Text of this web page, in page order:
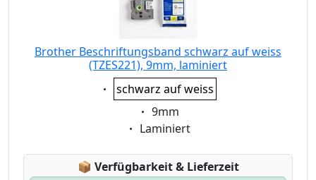
Brother Beschriftungsband schwarz auf weiss
(TZES221), 9mm, laminiert
Eigenschaft:
schwarz auf weiss
Eigenschaft:
9mm
Eigenschaft:
Laminiert
📦 Lagerstatus:
Verfügbarkeit & Lieferzeit